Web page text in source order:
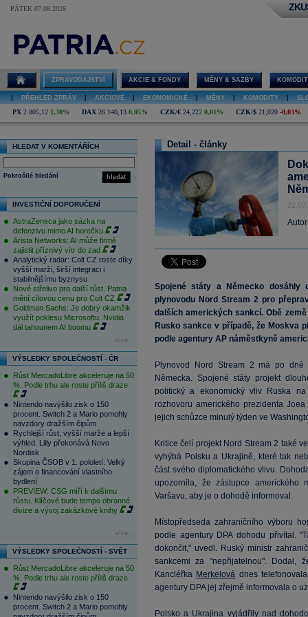
PÁTEK 07.08.2026
ZPRAVODAJSTVÍ AKCIE & FONDY MĚNY & SAZBY
PŘEHLED ZPRÁV AKCIOVÉ EKONOMICKÉ MĚNY KOMODITY
PX 2 805,12 1,30% DAX 26 140,13 0,05% CZK/€ 24,222 0,01% CZK/$ 21,020 -0,03%
HLEDAT V KOMENTÁŘÍCH
hledat
Pokročilé hledání
INVESTIČNÍ DOPORUČENÍ
AstraZeneca jako sázka na
defenzivu mimo AI horečku
Arista Networks: AI může firmě
zajistit příznivý vítr do zad
Analytický radar: Colt CZ roste díky
vyšší marži, širší integraci i
stabilnějšímu byznysu
Nové střelivo pro další růst. Patria
mění cílovou cenu pro Colt CZ
Goldman Sachs: Je dobrý okamžik
využít poklesu Microsoftu. Nvidia
dál tahounem AI boomu
více...
VÝSLEDKY SPOLEČNOSTÍ - ČR
Růst MercadoLibre akceleruje na 50
%. Podle trhu ale roste příliš draze
Nintendo navýšilo zisk o 150
procent. Switch 2 a Mario pomohly
navzdory dražším čipům
Rychlejší růst, vyšší marže a lepší
výhled. Lilly překonává Novo
Nordisk
Skupina ČSOB v 1. pololetí: Velký
zájem o financování vlastního
bydlení
PREVIEW: CSG míří k dalšímu
růstu. Klíčové bude tempo obranné
divize a vývoj zakázkové knihy
více...
VÝSLEDKY SPOLEČNOSTÍ - SVĚT
Růst MercadoLibre akceleruje na 50
%. Podle trhu ale roste příliš draze
Nintendo navýšilo zisk o 150
procent. Switch 2 a Mario pomohly
Detail - články
Spojené státy a Německo dosáhly
plynovodu Nord Stream 2 pro
dalších amerických sankcí. Obě
Rusko sankce v případě, že Moskva
podle agentury AP náměstkyně
Plynovod Nord Stream 2 má po
Německa. Spojené státy projekt
politický a ekonomický vliv Ruska
rozhovoru amerického prezidenta
jejich schůzce minulý týden ve
Kritice čelí projekt Nord Stream 2 také
vyhýbá Polsku a Ukrajině, které tak
část svého diplomatického vlivu.
upozornila, že zástupce amerického
Varšavu, aby je o dohodě informoval.
Místopředseda zahraničního výboru
podle agentury DPA dohodu přivítal.
dokončit," uvedl. Ruský ministr
sankcemi za "nepřijatelnou". Dodal,
Kancléřka Merkelová dnes
agentury DPA jej zřejmě informovala o
Polsko a Ukrajina vyjádřily nad